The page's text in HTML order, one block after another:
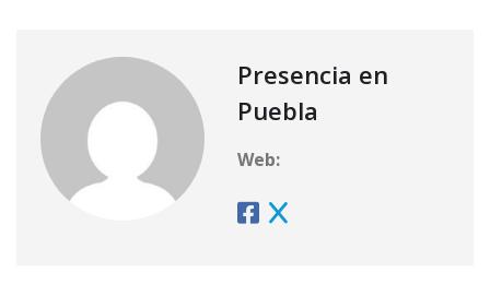
Presencia en
Puebla
Web: